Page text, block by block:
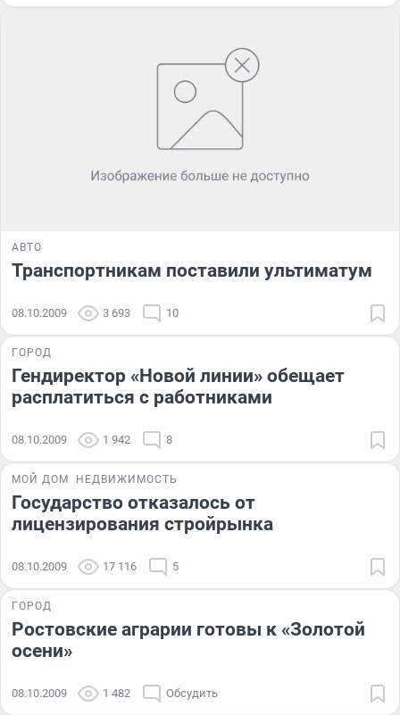
АВТО
Транспортникам поставили ультиматум
08.10.2009 3 693 10
ГОРОД
Гендиректор «Новой линии» обещает
расплатиться с работниками
08.10.2009 1 942 8
МОЙ ДОМ НЕДВИЖИМОСТЬ
Государство отказалось от
лицензирования стройрынка
08.10.2009 17 116 5
ГОРОД
Ростовские аграрии готовы к «Золотой
осени»
08.10.2009 1 482 Обсудить